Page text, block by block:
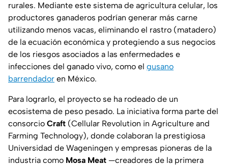
rurales. Mediante este sistema de agricultura celular, los
productores ganaderos podrían generar más carne
utilizando menos vacas, eliminando el rastro (matadero)
de la ecuación económica y protegiendo a sus negocios
de los riesgos asociados a las enfermedades e
infecciones del ganado vivo, como el gusano
barrendador en México.
Para lograrlo, el proyecto se ha rodeado de un
ecosistema de peso pesado. La iniciativa forma parte del
consorcio Craft (Cellular Revolution in Agriculture and
Farming Technology), donde colaboran la prestigiosa
Universidad de Wageningen y empresas pioneras de la
industria como Mosa Meat —creadores de la primera